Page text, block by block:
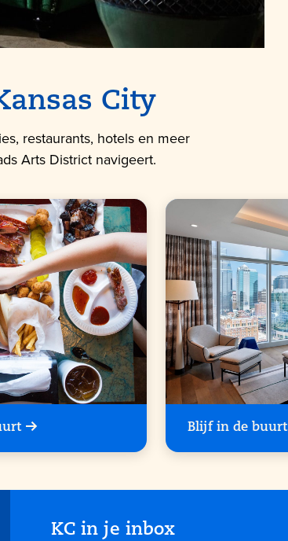
City
restaurants, hotels en meer
Arts District navigeert.
Blijf in de buurt
KC in je inbox